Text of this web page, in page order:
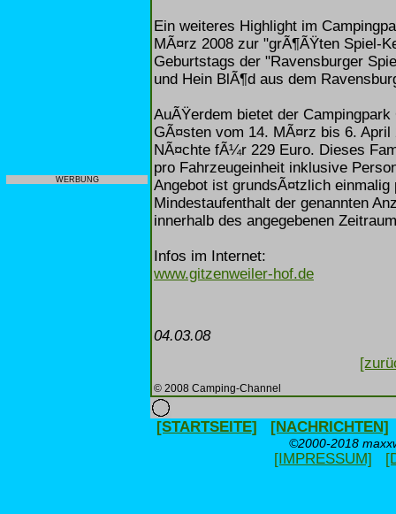
WERBUNG
Ein weiteres Highlight im
MÃ¤rz 2008 zur "grÃ¶ÃŸten Spiel-
Geburtstags der "Ravensburger
und Hein BlÃ¶d aus dem
AuÃŸerdem bietet der
GÃ¤sten vom 14. MÃ¤rz bis 6.
NÃ¤chte fÃ¼r 229 Euro. Dieses
pro Fahrzeugeinheit inklusive
Angebot ist grundsÃ¤tzlich
Mindestaufenthalt der genannten
innerhalb des angegebenen
Infos im Internet:
www.gitzenweiler-hof.de
04.03.08
© 2008 Camping-Channel
[STARTSEITE] [NACHRICHTEN]
©2000-2018
[IMPRESSUM]